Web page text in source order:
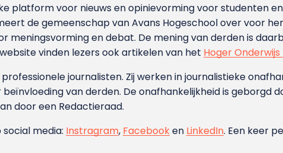
platform voor nieuws en opinievorming voor studenten
de gemeenschap van Avans Hogeschool over voor
meningsvorming en debat. De mening van derden is
vinden lezers ook artikelen van het Hoger
journalisten. Zij werken in journalistieke
van derden. De onafhankelijkheid is geborgd
door een Redactieraad.
media: Instragram, Facebooken LinkedIn. Een keer